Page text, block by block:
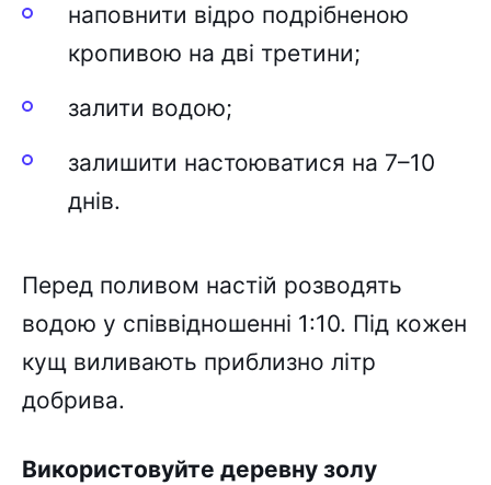
наповнити відро подрібненою
кропивою на дві третини;
залити водою;
залишити настоюватися на 7–10
днів.
Перед поливом настій розводять
водою у співвідношенні 1:10. Під кожен
кущ виливають приблизно літр
добрива.
Використовуйте деревну золу